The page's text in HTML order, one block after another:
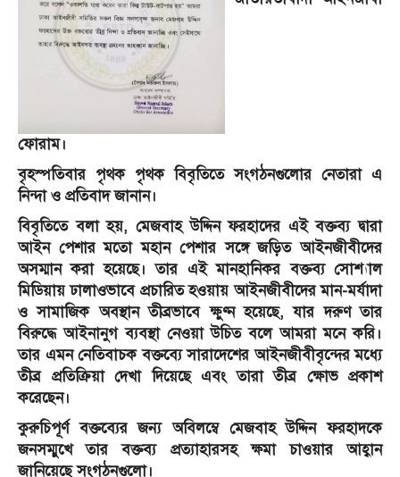
ফোরাম।
বৃহস্পতিবার পৃথক পৃথক বিবৃতিতে সংগঠনগুলোর নেতারা এ
নিন্দা ও প্রতিবাদ জানান।
বিবৃতিতে বলা হয়, মেজবাহ উদ্দিন ফরহাদের এই বক্তব্য দ্বারা
আইন পেশার মতো মহান পেশার সঙ্গে জড়িত আইনজীবীদের
অসম্মান করা হয়েছে। তার এই মানহানিকর বক্তব্য সোশ্যাল
মিডিয়ায় ঢালাওভাবে প্রচারিত হওয়ায় আইনজীবীদের মান-মর্যাদা
ও সামাজিক অবস্থান তীব্রভাবে ক্ষুণ্ন হয়েছে, যার দরুণ তার
বিরুদ্ধে আইনানুগ ব্যবস্থা নেওয়া উচিত বলে আমরা মনে করি।
তার এমন নেতিবাচক বক্তব্যে সারাদেশের আইনজীবীবৃন্দের মধ্যে
তীব্র প্রতিক্রিয়া দেখা দিয়েছে এবং তারা তীব্র ক্ষোভ প্রকাশ
করেছেন।
কুরুচিপূর্ণ বক্তব্যের জন্য অবিলম্বে মেজবাহ উদ্দিন ফরহাদকে
জনসম্মুখে তার বক্তব্য প্রত্যাহারসহ ক্ষমা চাওয়ার আহ্বান
জানিয়েছে সংগঠনগুলো।